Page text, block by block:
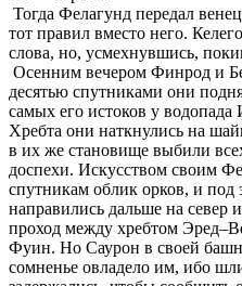
Тогда Фелагунд передал
тот правил вместо него.
слова, но, усмехнувшись,
Осенним вечером Финрод и
десятью спутниками они
самых его истоков у
Хребта они наткнулись на
в их же становище выбили
доспехи. Искусством своим
спутникам облик орков, и
направились дальше на север
проход между хребтом
Фуин. Но Саурон в своей
сомненье овладело им, ибо